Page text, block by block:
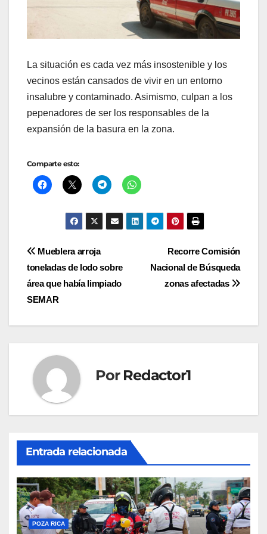
La situación es cada vez más insostenible y los
vecinos están cansados de vivir en un entorno
insalubre y contaminado. Asimismo, culpan a los
pepenadores de ser los responsables de la
expansión de la basura en la zona.
Comparte esto:
Navegación
de
entradas
Recorre Comisión
Nacional de Búsqueda
zonas afectadas
Mueblera arroja
toneladas de lodo sobre
área que había limpiado
SEMAR
Por Redactor1
Entrada relacionada
POZA RICA